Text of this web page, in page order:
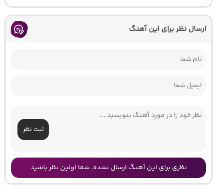
ارسال نظر برای این آهنگ
ثبت نظر
نظری برای این آهنگ ارسال نشده، شما اولین نظر باشید